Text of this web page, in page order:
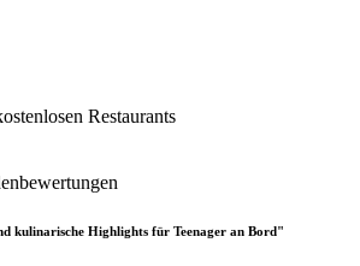
Restaurants
kulinarische Highlights für Teenager an Bord"